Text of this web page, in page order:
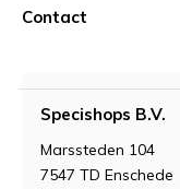
Contact
Specishops B.V.
Marssteden 104
7547 TD Enschede